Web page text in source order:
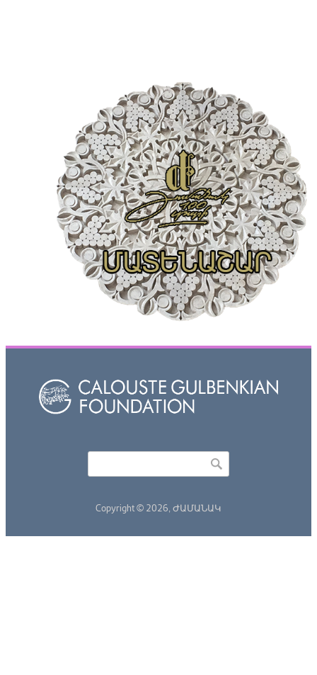
Copyright © 2026, ԺԱՄԱՆԱԿ